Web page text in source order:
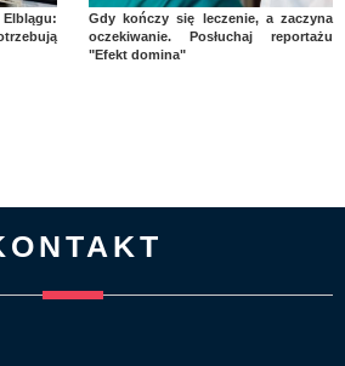
Gdy kończy się leczenie, a zaczyna
oczekiwanie. Posłuchaj reportażu
"Efekt domina"